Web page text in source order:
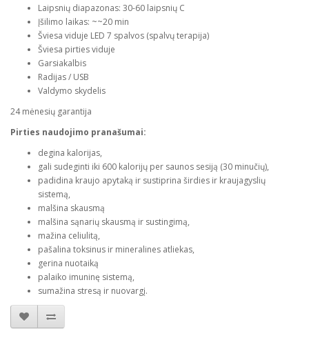
Laipsnių diapazonas: 30-60 laipsnių C
Įšilimo laikas: ~~20 min
Šviesa viduje LED 7 spalvos (spalvų terapija)
Šviesa pirties viduje
Garsiakalbis
Radijas / USB
Valdymo skydelis
24 mėnesių garantija
Pirties naudojimo pranašumai:
degina kalorijas,
gali sudeginti iki 600 kalorijų per saunos sesiją (30 minučių),
padidina kraujo apytaką ir sustiprina širdies ir kraujagyslių
sistemą,
malšina skausmą
malšina sąnarių skausmą ir sustingimą,
mažina celiulitą,
pašalina toksinus ir mineralines atliekas,
gerina nuotaiką
palaiko imuninę sistemą,
sumažina stresą ir nuovargį.